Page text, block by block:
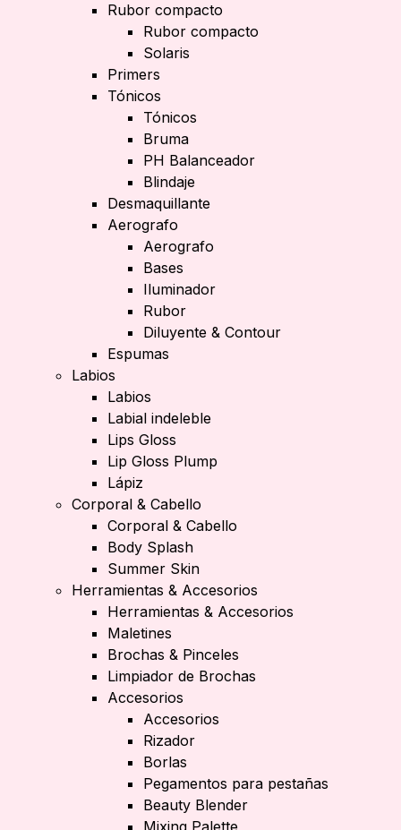
Rubor compacto
Rubor compacto
Solaris
Primers
Tónicos
Tónicos
Bruma
PH Balanceador
Blindaje
Desmaquillante
Aerografo
Aerografo
Bases
Iluminador
Rubor
Diluyente & Contour
Espumas
Labios
Labios
Labial indeleble
Lips Gloss
Lip Gloss Plump
Lápiz
Corporal & Cabello
Corporal & Cabello
Body Splash
Summer Skin
Herramientas & Accesorios
Herramientas & Accesorios
Maletines
Brochas & Pinceles
Limpiador de Brochas
Accesorios
Accesorios
Rizador
Borlas
Pegamentos para pestañas
Beauty Blender
Mixing Palette